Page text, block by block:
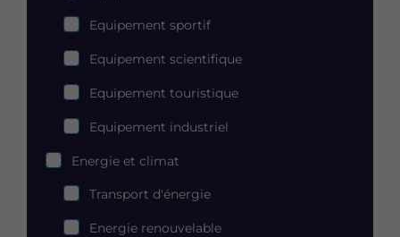
Equipement sportif
Equipement scientifique
Equipement touristique
Equipement industriel
Energie et climat
Energie
et
climat
Transport d'énergie
Energie renouvelable